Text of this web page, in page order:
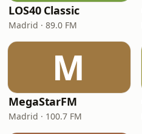
LOS40 Classic
Madrid · 89.0 FM
M
MegaStarFM
Madrid · 100.7 FM